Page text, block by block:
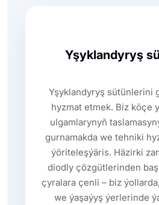
Yşyklandyryş
Yşyklandyryş sütünlerini
hyzmat etmek. Biz köçe
ulgamlarynyň
gurnamakda we tehniki
ýöriteleşýäris. Häzirki
diodly çözgütlerinden
çyralara çenli – biz
we ýaşaýyş ýerlerinde